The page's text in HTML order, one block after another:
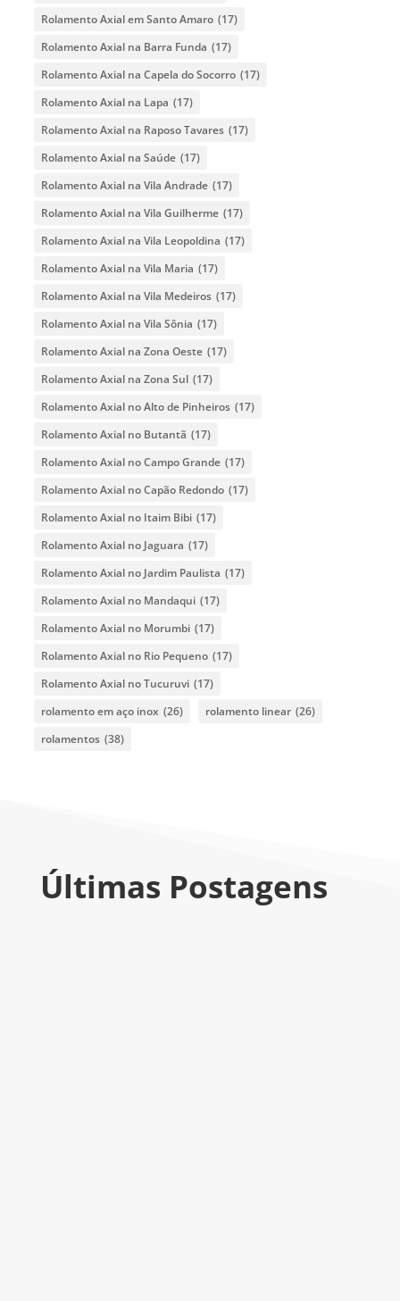
Rolamento Axial em Santo Amaro (17)
Rolamento Axial na Barra Funda (17)
Rolamento Axial na Capela do Socorro (17)
Rolamento Axial na Lapa (17)
Rolamento Axial na Raposo Tavares (17)
Rolamento Axial na Saúde (17)
Rolamento Axial na Vila Andrade (17)
Rolamento Axial na Vila Guilherme (17)
Rolamento Axial na Vila Leopoldina (17)
Rolamento Axial na Vila Maria (17)
Rolamento Axial na Vila Medeiros (17)
Rolamento Axial na Vila Sônia (17)
Rolamento Axial na Zona Oeste (17)
Rolamento Axial na Zona Sul (17)
Rolamento Axial no Alto de Pinheiros (17)
Rolamento Axial no Butantã (17)
Rolamento Axial no Campo Grande (17)
Rolamento Axial no Capão Redondo (17)
Rolamento Axial no Itaim Bibi (17)
Rolamento Axial no Jaguara (17)
Rolamento Axial no Jardim Paulista (17)
Rolamento Axial no Mandaqui (17)
Rolamento Axial no Morumbi (17)
Rolamento Axial no Rio Pequeno (17)
Rolamento Axial no Tucuruvi (17)
rolamento em aço inox (26) rolamento linear (26)
rolamentos (38)
Últimas Postagens